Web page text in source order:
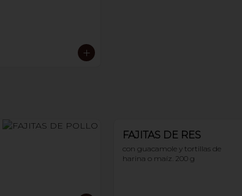
FAJITAS DE RES
con guacamole y tortillas de
harina o maíz. 200 g